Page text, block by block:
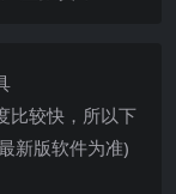
比较快，所以下
新版软件为准)